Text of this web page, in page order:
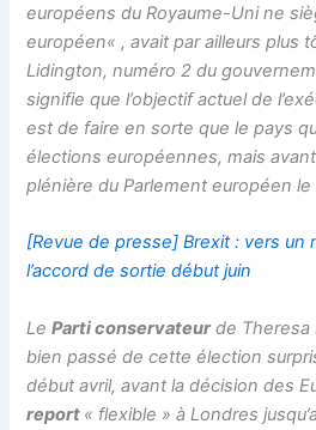
européens du Royaume-Uni ne
européen« , avait par ailleurs plus
Lidington, numéro 2 du
signifie que l’objectif actuel de
est de faire en sorte que le pays
élections européennes, mais
plénière du Parlement européen le
[Revue de presse] Brexit : vers un
l’accord de sortie début juin
LeParti conservateurde Theresa
bien passé de cette élection
début avril, avant la décision des
report « flexible » à Londres